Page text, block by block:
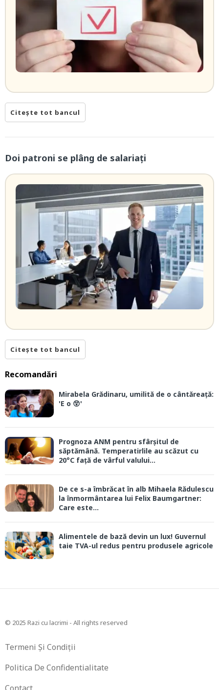
Citește tot bancul
Doi patroni se plâng de salariați
Citește tot bancul
Recomandări
Mirabela Grădinaru, umilită de o cântăreață:
'E o 😲'
Prognoza ANM pentru sfârșitul de
săptămână. Temperatirlile au scăzut cu
20°C față de vârful valului...
De ce s-a îmbrăcat în alb Mihaela Rădulescu
la înmormântarea lui Felix Baumgartner:
Care este...
Alimentele de bază devin un lux! Guvernul
taie TVA-ul redus pentru produsele agricole
© 2025 Razi cu lacrimi - All rights reserved
Termeni Și Condiții
Politica De Confidentialitate